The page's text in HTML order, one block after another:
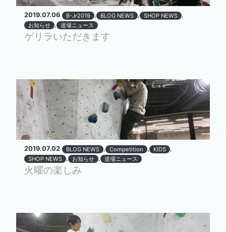
2019.07.06 B-Jr2019 , BLOG NEWS , SHOP NEWS ,
お知らせ , 道場ニュース
ゲリラいただきます
2019.07.02 BLOG NEWS , Competition , KIDS ,
SHOP NEWS , お知らせ , 道場ニュース
火曜の楽しみ